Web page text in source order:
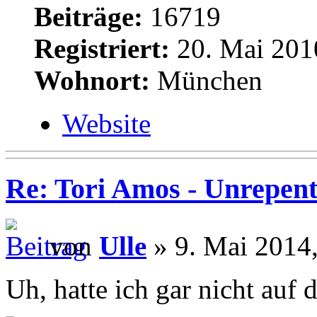
Beiträge: 16719
Registriert: 20. Mai
Wohnort: München
Website
Re: Tori Amos -
von Ulle » 9. Mai
Uh, hatte ich gar nicht auf